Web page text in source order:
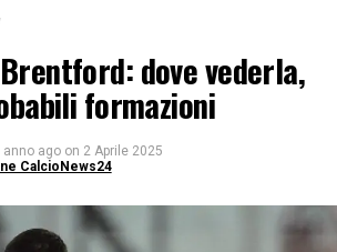
dove vederla,
formazioni
anno ago on 2 Aprile 2025
CalcioNews24